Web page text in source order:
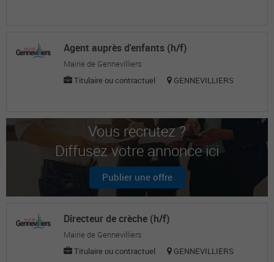
Agent auprès d'enfants (h/f)
Mairie de Gennevilliers
Titulaire ou contractuel
GENNEVILLIERS
Vous recrutez ?
Diffusez votre annonce ici
Publier une offre
Directeur de crèche (h/f)
Mairie de Gennevilliers
Titulaire ou contractuel
GENNEVILLIERS